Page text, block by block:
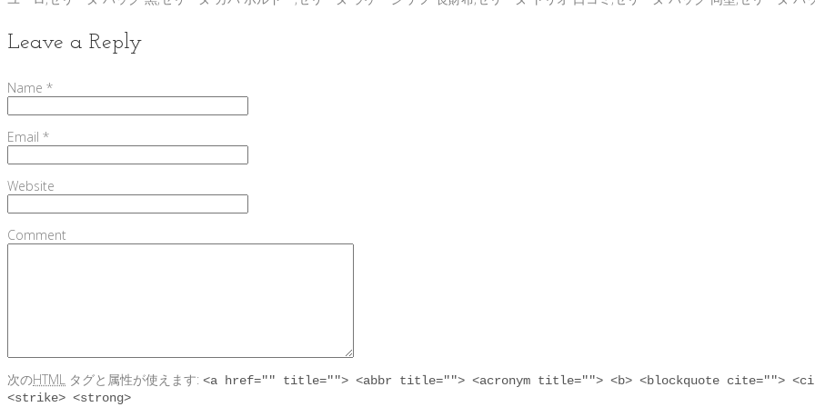
Leave a Reply
Name *
Email *
Website
Comment
次のHTML タグと属性が使えます: <a href="" title=""> <abbr title=""> <acronym title=""> <b> <blockquote cite="">
<strike> <strong>